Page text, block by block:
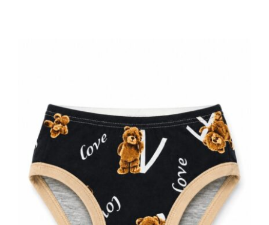
Dečije ženske gaćice crne medvedi
Love print 100% pamuk | Bear
Underwear